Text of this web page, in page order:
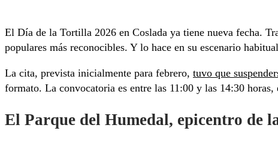
El Día de la Tortilla 2026 en Coslada ya tiene nueva fecha.
populares más reconocibles. Y lo hace en su escenario
La cita, prevista inicialmente para febrero, tuvo que
formato. La convocatoria es entre las 11:00 y las 14:30
El Parque del Humedal, epicentro de